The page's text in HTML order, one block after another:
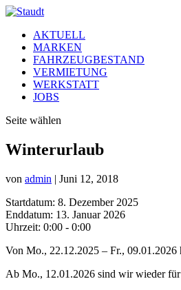
AKTUELL
MARKEN
FAHRZEUGBESTAND
VERMIETUNG
WERKSTATT
JOBS
Seite wählen
Winterurlaub
von admin | Juni 12, 2018
Startdatum: 8. Dezember 2025
Enddatum: 13. Januar 2026
Uhrzeit: 0:00 - 0:00
Von Mo., 22.12.2025 – Fr., 09.01.2026
Ab Mo., 12.01.2026 sind wir wieder für